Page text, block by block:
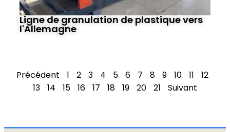
Ligne de granulation de plastique vers
l'Allemagne
Précédent 1 2 3 4 5 6 7 8 9 10 11
12
13
14 15 16 17 18 19 20 21 Suivant